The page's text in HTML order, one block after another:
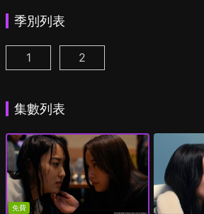
季別列表
追蹤者遊戲W 職權騷擾的上司是我
1 追蹤者遊戲W2 綺麗的天
2
集數列表
免費